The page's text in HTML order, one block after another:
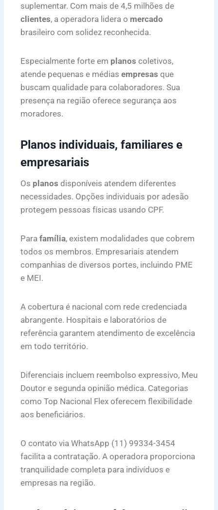
suplementar. Com mais de 4,5 milhões de
clientes, a operadora lidera o mercado
brasileiro com solidez reconhecida.
Especialmente forte em planos coletivos,
atende pequenas e médias empresas que
buscam qualidade para colaboradores. Sua
presença na região oferece segurança aos
moradores.
Planos individuais, familiares e
empresariais
Os planos disponíveis atendem diferentes
necessidades. Opções individuais por adesão
protegem pessoas físicas usando CPF.
Para família, existem modalidades que cobrem
todos os membros. Empresariais atendem
companhias de diversos portes, incluindo PME
e MEI.
A cobertura é nacional com rede credenciada
abrangente. Hospitais e laboratórios de
referência garantem atendimento de excelência
em todo território.
Diferenciais incluem reembolso expressivo, Meu
Doutor e segunda opinião médica. Categorias
como Top Nacional Flex oferecem flexibilidade
aos beneficiários.
O contato via WhatsApp (11) 99334-3454
facilita a contratação. A operadora proporciona
tranquilidade completa para indivíduos e
empresas na região.